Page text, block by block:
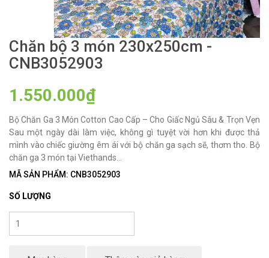
Chăn bộ 3 món 230x250cm -
CNB3052903
1.550.000₫
Bộ Chăn Ga 3 Món Cotton Cao Cấp – Cho Giấc Ngủ Sâu & Trọn Vẹn
Sau một ngày dài làm việc, không gì tuyệt vời hơn khi được thả
mình vào chiếc giường êm ái với bộ chăn ga sạch sẽ, thơm tho. Bộ
chăn ga 3 món tại Viethands...
MÃ SẢN PHẨM: CNB3052903
SỐ LƯỢNG